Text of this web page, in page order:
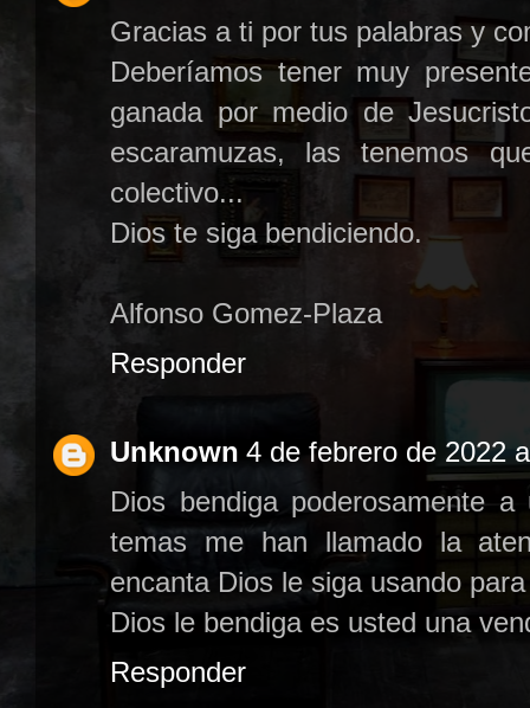
Gracias a ti por tus palabras y
Deberíamos tener muy
ganada por medio de
escaramuzas, las tenemos
colectivo...
Dios te siga bendiciendo.
Alfonso Gomez-Plaza
Responder
Unknown 4 de febrero de 2022
Dios bendiga poderosamente
temas me han llamado la
encanta Dios le siga usando
Dios le bendiga es usted una
Responder